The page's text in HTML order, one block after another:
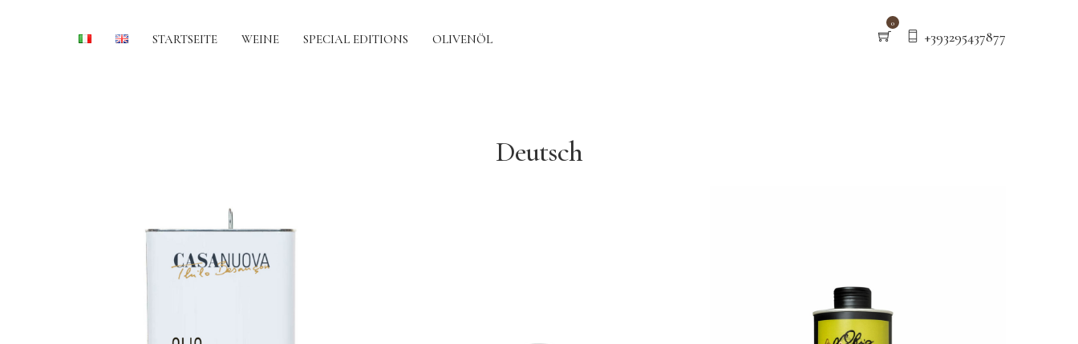
STARTSEITE WEINE SPECIAL EDITIONS OLIVENÖL
0
+393295437877
Deutsch